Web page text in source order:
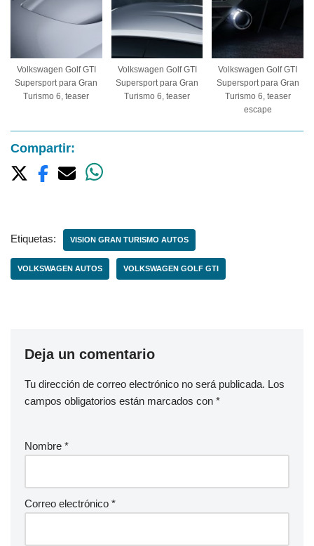
Volkswagen Golf GTI
Supersport para Gran
Turismo 6, teaser
Volkswagen Golf GTI
Supersport para Gran
Turismo 6, teaser
Volkswagen Golf GTI
Supersport para Gran
Turismo 6, teaser
escape
Compartir:
Etiquetas: VISION GRAN TURISMO AUTOS
VOLKSWAGEN AUTOS VOLKSWAGEN GOLF GTI
Deja un comentario
Tu dirección de correo electrónico no será publicada. Los
campos obligatorios están marcados con *
Nombre *
Correo electrónico *